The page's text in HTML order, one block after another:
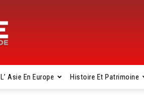
L’ Asie En Europe Histoire Et Patrimoine